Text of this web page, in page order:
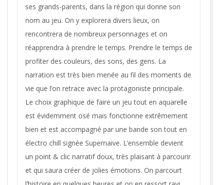
ses grands-parents, dans la région qui donne son
nom au jeu. On y explorera divers lieux, on
rencontrera de nombreux personnages et on
réapprendra à prendre le temps. Prendre le temps de
profiter des couleurs, des sons, des gens. La
narration est très bien menée au fil des moments de
vie que l’on retrace avec la protagoniste principale.
Le choix graphique de faire un jeu tout en aquarelle
est évidemment osé mais fonctionne extrêmement
bien et est accompagné par une bande son tout en
électro chill signée Supernaive. L’ensemble devient
un point & clic narratif doux, très plaisant à parcourir
et qui saura créer de jolies émotions. On parcourt